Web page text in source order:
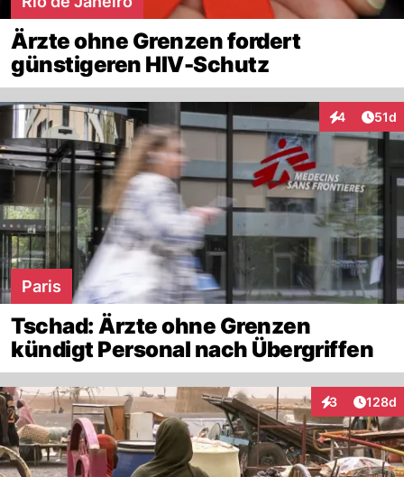
Ärzte ohne Grenzen fordert
günstigeren HIV-Schutz
4
Interaktionen
51d
Paris
Tschad: Ärzte ohne Grenzen
kündigt Personal nach Übergriffen
3
Interaktionen
128d